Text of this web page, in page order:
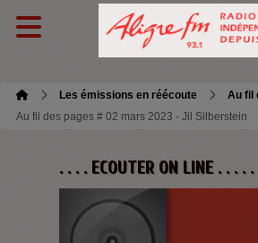
Les émissions en réécoute
Au fil
Au fil des pages # 02 mars 2023 - Jil Silberstein
. . . . ECOUTER ON LINE . . . . .